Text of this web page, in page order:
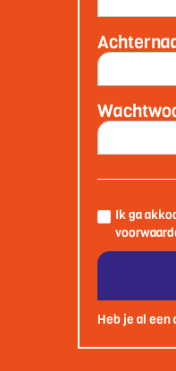
Ik ga
Heb je al een